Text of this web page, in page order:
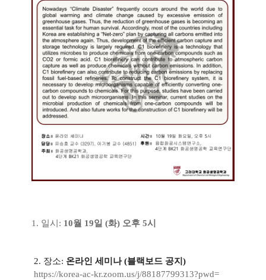
1. 일시: 10월 19일 (화) 오후 5시
2. 장소: 온라인 세미나 (블랙보드 공지)
https://korea-ac-kr.zoom.us/j/88187799313?pwd=